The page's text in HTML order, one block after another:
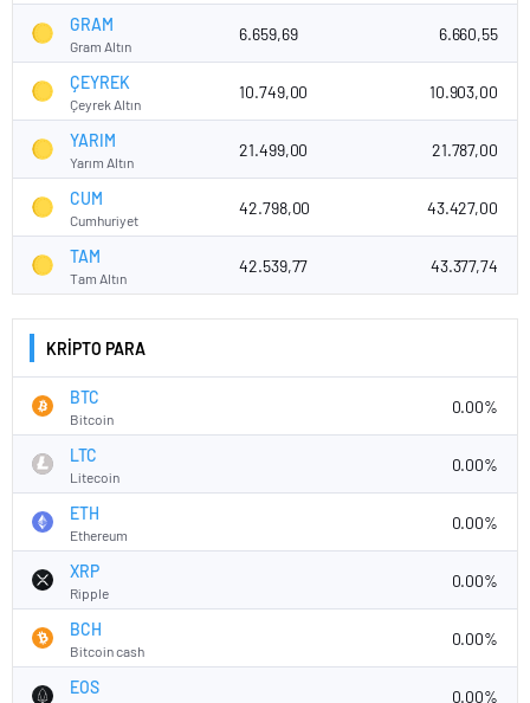
GRAM
Gram Altın
6.659,69 6.660,55
ÇEYREK
Çeyrek Altın
10.749,00 10.903,00
YARIM
Yarım Altın
21.499,00 21.787,00
CUM
Cumhuriyet
42.798,00 43.427,00
TAM
Tam Altın
42.539,77 43.377,74
KRİPTO PARA
BTC
Bitcoin
0.00%
LTC
Litecoin
0.00%
ETH
Ethereum
0.00%
XRP
Ripple
0.00%
BCH
Bitcoin cash
0.00%
EOS 0.00%